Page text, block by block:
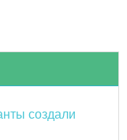
создали